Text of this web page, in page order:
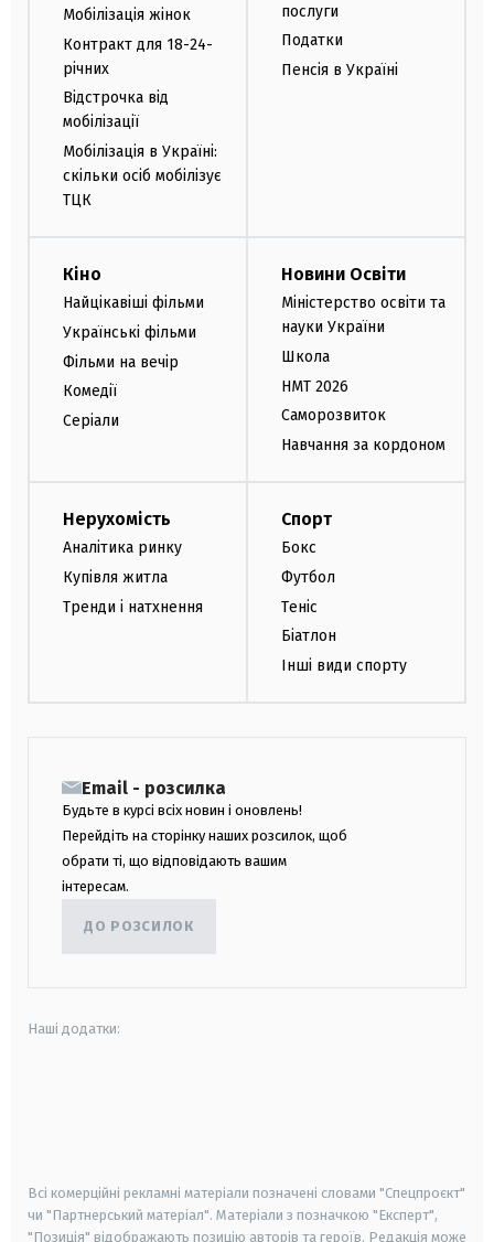
Мобілізація жінок
Контракт для 18-24-
річних
Відстрочка від
мобілізації
Мобілізація в Україні:
скільки осіб мобілізує
ТЦК
послуги
Податки
Пенсія в Україні
Кіно
Найцікавіші фільми
Українські фільми
Фільми на вечір
Комедії
Серіали
Новини Освіти
Міністерство освіти та
науки України
Школа
НМТ 2026
Саморозвиток
Навчання за кордоном
Нерухомість
Аналітика ринку
Купівля житла
Тренди і натхнення
Спорт
Бокс
Футбол
Теніс
Біатлон
Інші види спорту
Email - розсилка
Будьте в курсі всіх новин і оновлень!
Перейдіть на сторінку наших розсилок, щоб
обрати ті, що відповідають вашим
інтересам.
ДО РОЗСИЛОК
Наші додатки:
Всі комерційні рекламні матеріали позначені словами "Спецпроєкт"
чи "Партнерський матеріал". Матеріали з позначкою "Експерт",
"Позиція" відображають позицію авторів та героїв. Редакція може